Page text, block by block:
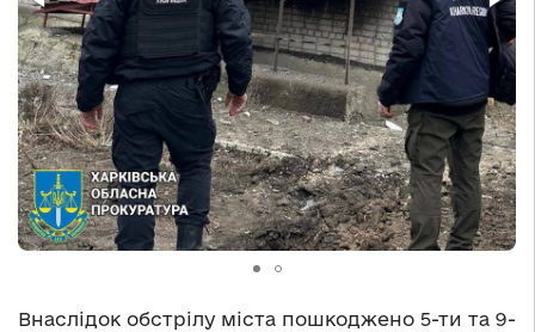
Внаслідок обстрілу міста пошкоджено 5-ти та 9-